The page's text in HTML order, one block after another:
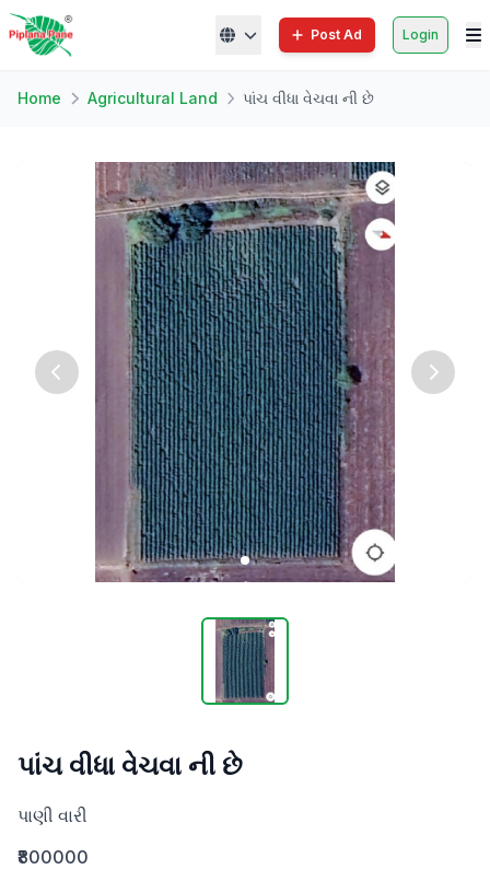
Post Ad Login
Home Agricultural Land પાંચ વીધા વેચવા ની છે
પાંચ વીધા વેચવા ની છે
પાણી વારી
₹800000